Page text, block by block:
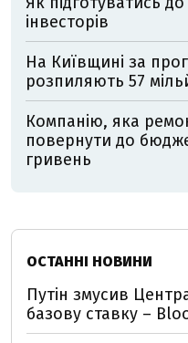
інвесторів
На Київщині за
розпиляють 57
Компанію, яка
повернути до
гривень
ОСТАННІ НОВИНИ
Путін змусив
базову ставку –